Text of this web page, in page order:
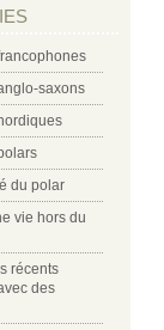
saxons
du polar
vie hors du
récents
des